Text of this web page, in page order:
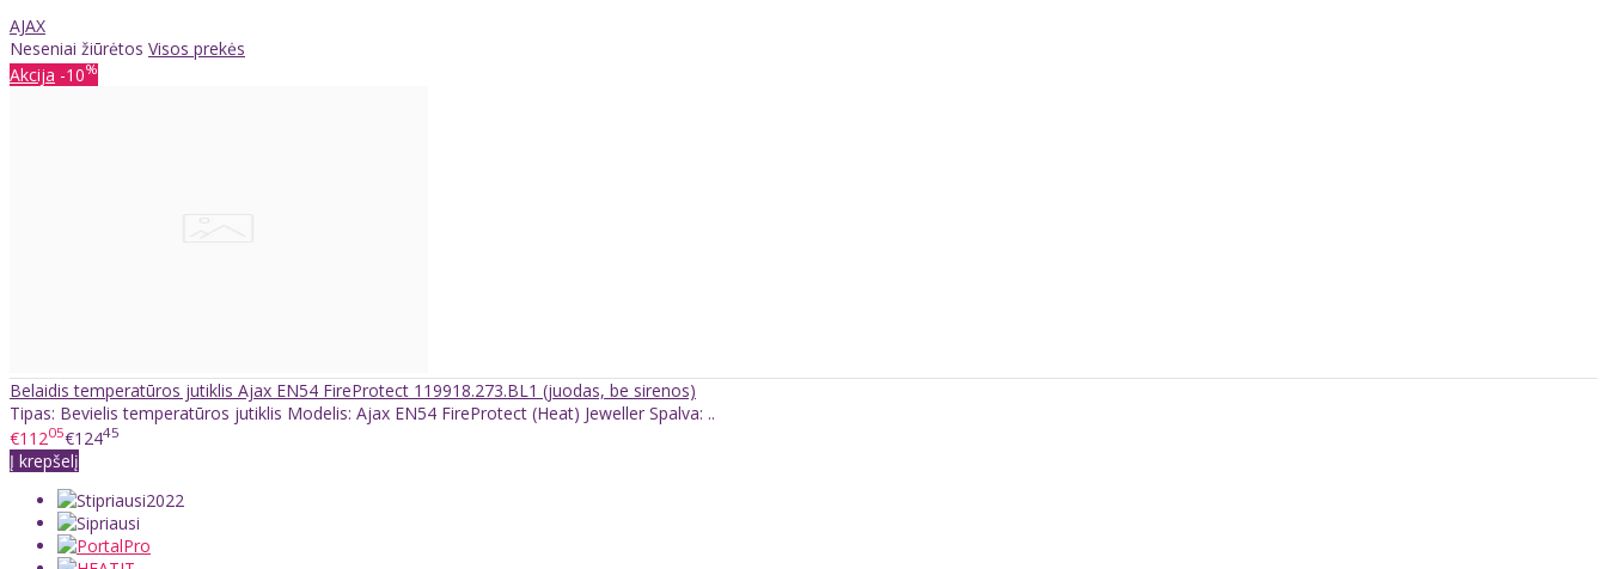
AJAX
Neseniai žiūrėtos Visos prekės
Akcija -10%
Belaidis temperatūros jutiklis Ajax EN54 FireProtect 119918.273.BL1 (juodas, be sirenos)
Tipas: Bevielis temperatūros jutiklis Modelis: Ajax EN54 FireProtect (Heat) Jeweller Spalva: ..
€11205€12445
Į krepšelį